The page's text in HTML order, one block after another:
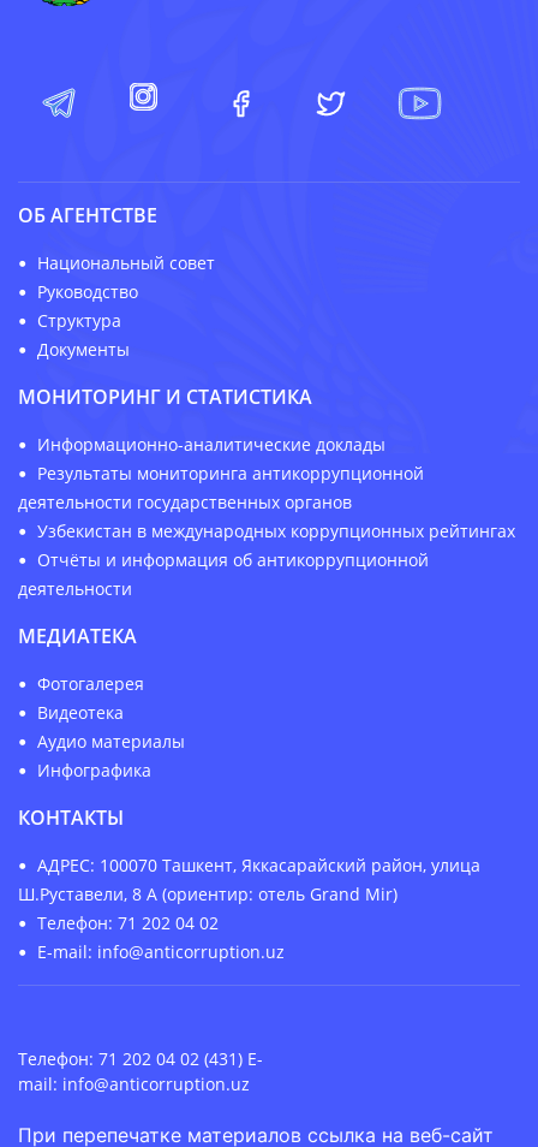
ОБ АГЕНТСТВЕ
Национальный совет
Руководство
Структура
Документы
МОНИТОРИНГ И СТАТИСТИКА
Информационно-аналитические доклады
Результаты мониторинга антикоррупционной
деятельности государственных органов
Узбекистан в международных коррупционных рейтингах
Отчёты и информация об антикоррупционной
деятельности
МЕДИАТЕКА
Фотогалерея
Видеотека
Аудио материалы
Инфографика
КОНТАКТЫ
АДРЕС: 100070 Ташкент, Яккасарайский район, улица
Ш.Руставели, 8 А (ориентир: отель Grand Mir)
Телефон: 71 202 04 02
E-mail: info@anticorruption.uz
Телефон: 71 202 04 02 (431) E-
mail: info@anticorruption.uz
При перепечатке материалов ссылка на веб-сайт